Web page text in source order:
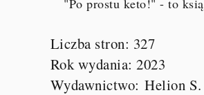
"Po prostu keto!" - to
Liczba stron: 327
Rok wydania: 2023
Wydawnictwo:Helion